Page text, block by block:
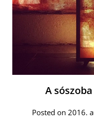
A
Posted on 2016.